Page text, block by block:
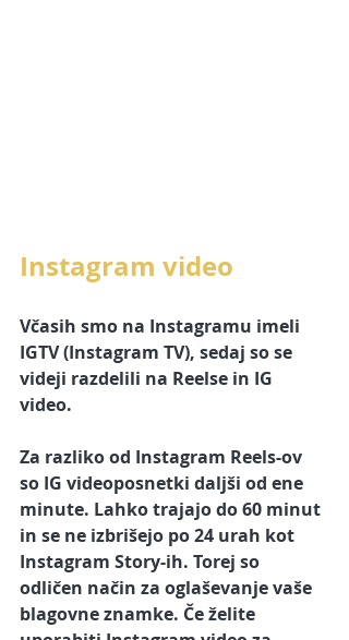
Instagram video
Včasih smo na Instagramu imeli
IGTV (Instagram TV), sedaj so se
videji razdelili na Reelse in IG
video.
Za razliko od Instagram Reels-ov
so IG videoposnetki daljši od ene
minute. Lahko trajajo do 60 minut
in se ne izbrišejo po 24 urah kot
Instagram Story-ih. Torej so
odličen način za oglaševanje vaše
blagovne znamke. Če želite